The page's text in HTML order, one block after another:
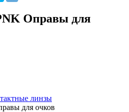
Оправы для
линзы
для очков